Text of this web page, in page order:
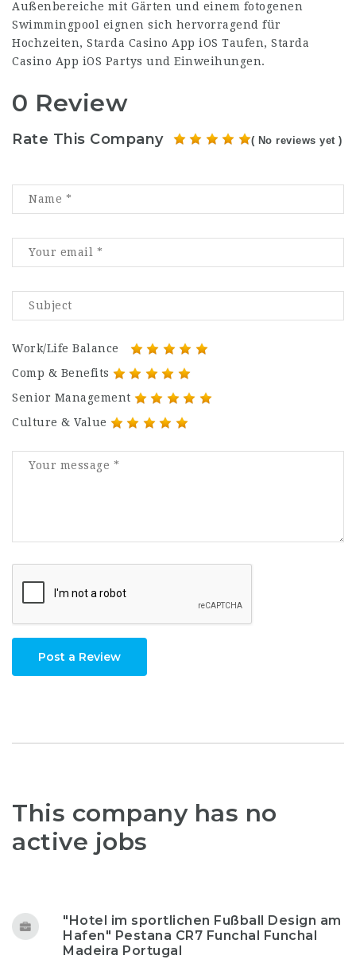
Außenbereiche mit Gärten und einem fotogenen
Swimmingpool eignen sich hervorragend für
Hochzeiten, Starda Casino App iOS Taufen, Starda
Casino App iOS Partys und Einweihungen.
0 Review
Rate This Company ( No reviews yet )
Work/Life Balance
Comp & Benefits
Senior Management
Culture & Value
Post a Review
This company has no
active jobs
"Hotel im sportlichen Fußball Design am
Hafen" Pestana CR7 Funchal Funchal
Madeira Portugal